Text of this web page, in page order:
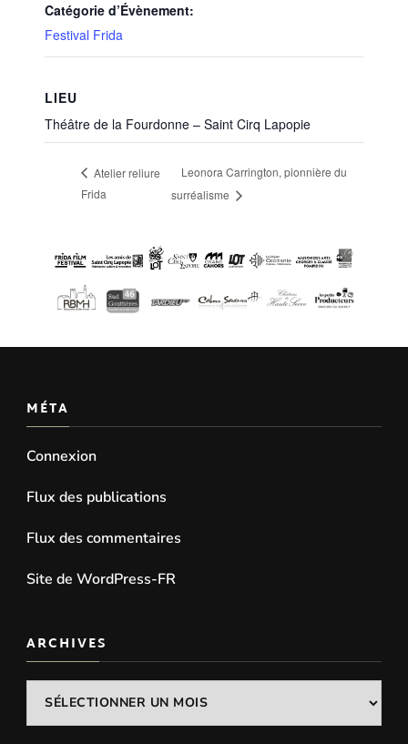
Catégorie d’Évènement:
Festival Frida
LIEU
Théâtre de la Fourdonne – Saint Cirq Lapopie
Atelier reliure
Frida
Leonora Carrington, pionnière du
surréalisme
MÉTA
Connexion
Flux des publications
Flux des commentaires
Site de WordPress-FR
ARCHIVES
Archives